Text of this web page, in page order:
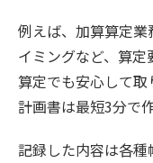
例えば、加算算定
イミングなど、算
算定でも安心して
計画書は最短3分で
記録した内容は各